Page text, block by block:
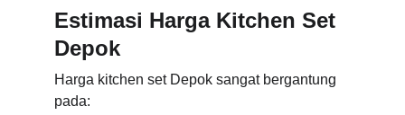
Estimasi Harga Kitchen Set
Depok
Harga kitchen set Depok sangat bergantung
pada: